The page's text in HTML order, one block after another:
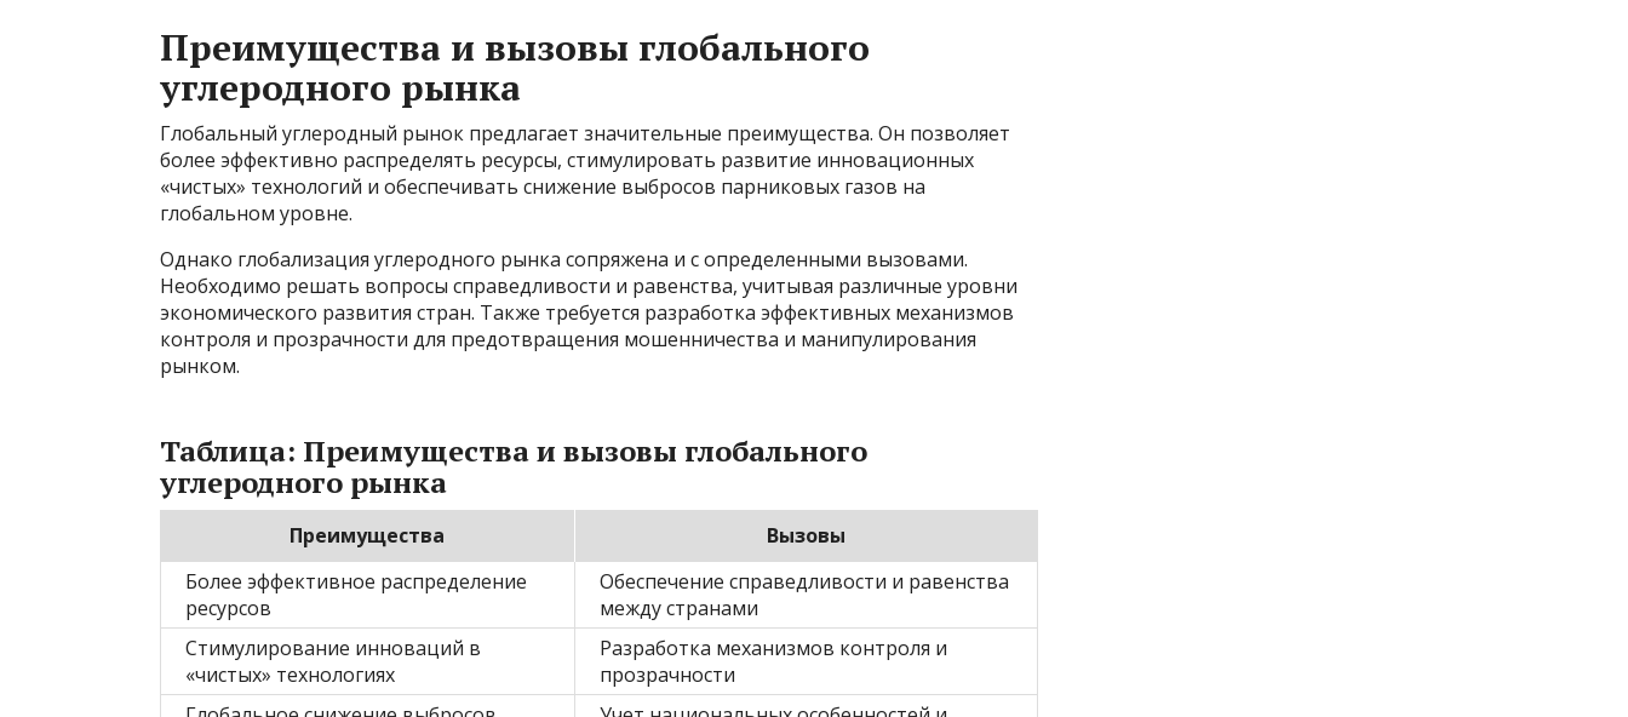
Преимущества и вызовы глобального
углеродного рынка
Глобальный углеродный рынок предлагает значительные преимущества. Он позволяет
более эффективно распределять ресурсы, стимулировать развитие инновационных
«чистых» технологий и обеспечивать снижение выбросов парниковых газов на
глобальном уровне.
Однако глобализация углеродного рынка сопряжена и с определенными вызовами.
Необходимо решать вопросы справедливости и равенства, учитывая различные уровни
экономического развития стран. Также требуется разработка эффективных механизмов
контроля и прозрачности для предотвращения мошенничества и манипулирования
рынком.
Таблица: Преимущества и вызовы глобального
углеродного рынка
Преимущества
Вызовы
Более эффективное распределение
ресурсов
Обеспечение справедливости и равенства
между странами
Стимулирование инноваций в
«чистых» технологиях
Разработка механизмов контроля и
прозрачности